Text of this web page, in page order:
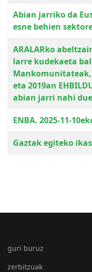
Abian jarriko da
esne behien
ARALARko
larre kudekaeta
eta 2019an
abian jarri nahi
ENBA. 2025-11-
Gaztak egiteko
guri buruz
zerbitzuak